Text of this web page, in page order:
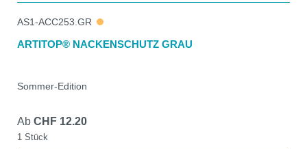
AS1-ACC253.GR
ARTITOP® NACKENSCHUTZ GRAU
Sommer-Edition
Ab CHF 12.20
1 Stück